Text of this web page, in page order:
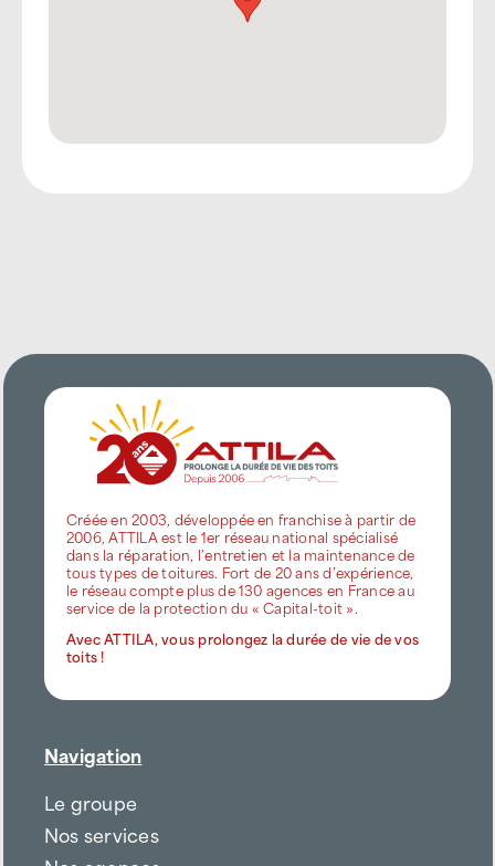
Créée en 2003, développée en franchise à partir de
2006, ATTILA est le 1er réseau national spécialisé
dans la réparation, l’entretien et la maintenance de
tous types de toitures. Fort de 20 ans d’expérience,
le réseau compte plus de 130 agences en France au
service de la protection du « Capital-toit ».
Avec ATTILA, vous prolongez la durée de vie de vos
toits !
Navigation
Le groupe
Nos services